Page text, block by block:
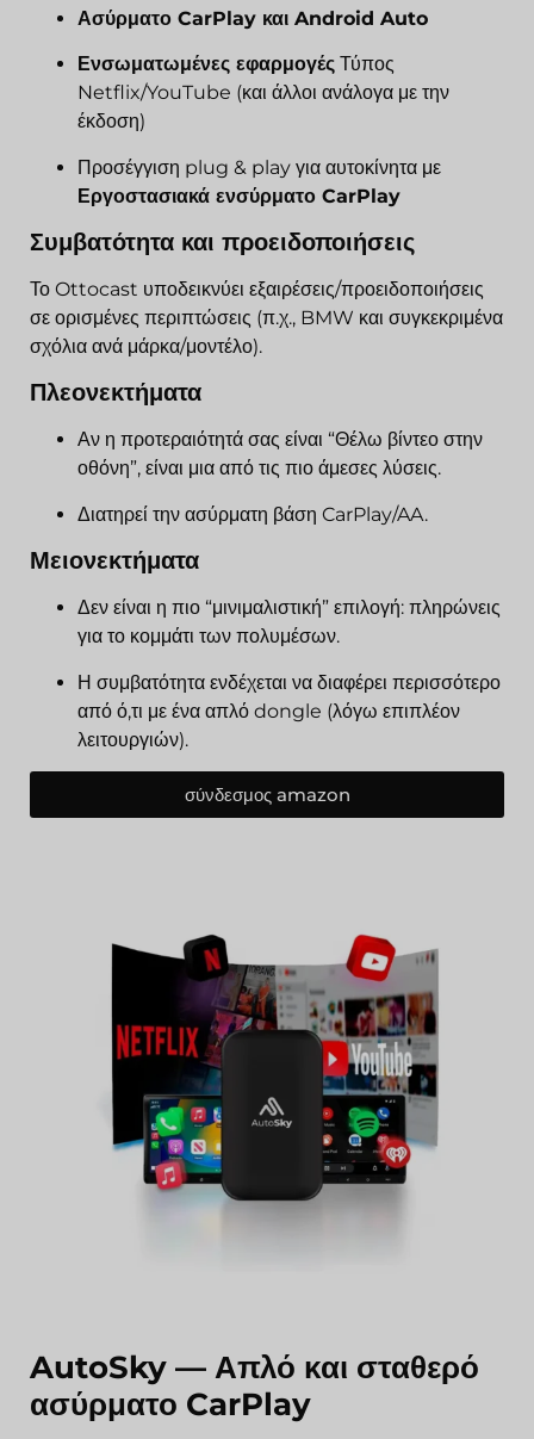
Ασύρματο CarPlay και Android Auto
Ενσωματωμένες εφαρμογές Τύπος
Netflix/YouTube (και άλλοι ανάλογα με την
έκδοση)
Προσέγγιση plug & play για αυτοκίνητα με
Εργοστασιακά ενσύρματο CarPlay
Συμβατότητα και προειδοποιήσεις
Το Ottocast υποδεικνύει εξαιρέσεις/προειδοποιήσεις
σε ορισμένες περιπτώσεις (π.χ., BMW και συγκεκριμένα
σχόλια ανά μάρκα/μοντέλο).
Πλεονεκτήματα
Αν η προτεραιότητά σας είναι “Θέλω βίντεο στην
οθόνη”, είναι μια από τις πιο άμεσες λύσεις.
Διατηρεί την ασύρματη βάση CarPlay/AA.
Μειονεκτήματα
Δεν είναι η πιο “μινιμαλιστική” επιλογή: πληρώνεις
για το κομμάτι των πολυμέσων.
Η συμβατότητα ενδέχεται να διαφέρει περισσότερο
από ό,τι με ένα απλό dongle (λόγω επιπλέον
λειτουργιών).
σύνδεσμος amazon
AutoSky — Απλό και σταθερό
ασύρματο CarPlay